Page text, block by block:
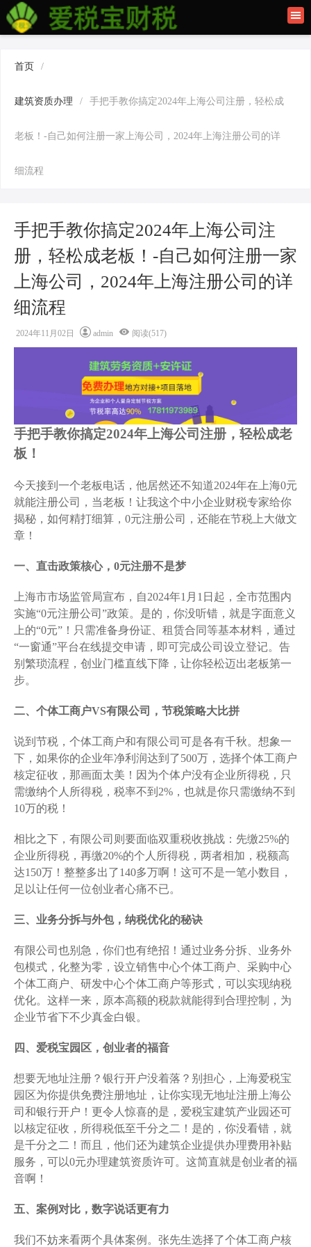
首页
首页 /
建筑资质办理 / 手把手教你搞定2024年上海公司注册，轻松成
老板！-自己如何注册一家上海公司，2024年上海注册公司的详
细流程
手把手教你搞定2024年上海公司注
册，轻松成老板！-自己如何注册一家
上海公司，2024年上海注册公司的详
细流程
2024年11月02日 admin 阅读(517)
手把手教你搞定2024年上海公司注册，轻松成老
板！
今天接到一个老板电话，他居然还不知道2024年在上海0元
就能注册公司，当老板！让我这个中小企业财税专家给你
揭秘，如何精打细算，0元注册公司，还能在节税上大做文
章！
一、直击政策核心，0元注册不是梦
上海市市场监管局宣布，自2024年1月1日起，全市范围内
实施“0元注册公司”政策。是的，你没听错，就是字面意义
上的“0元”！只需准备身份证、租赁合同等基本材料，通过
“一窗通”平台在线提交申请，即可完成公司设立登记。告
别繁琐流程，创业门槛直线下降，让你轻松迈出老板第一
步。
二、个体工商户VS有限公司，节税策略大比拼
说到节税，个体工商户和有限公司可是各有千秋。想象一
下，如果你的企业年净利润达到了500万，选择个体工商户
核定征收，那画面太美！因为个体户没有企业所得税，只
需缴纳个人所得税，税率不到2%，也就是你只需缴纳不到
10万的税！
相比之下，有限公司则要面临双重税收挑战：先缴25%的
企业所得税，再缴20%的个人所得税，两者相加，税额高
达150万！整整多出了140多万啊！这可不是一笔小数目，
足以让任何一位创业者心痛不已。
三、业务分拆与外包，纳税优化的秘诀
有限公司也别急，你们也有绝招！通过业务分拆、业务外
包模式，化整为零，设立销售中心个体工商户、采购中心
个体工商户、研发中心个体工商户等形式，可以实现纳税
优化。这样一来，原本高额的税款就能得到合理控制，为
企业节省下不少真金白银。
四、爱税宝园区，创业者的福音
想要无地址注册？银行开户没着落？别担心，上海爱税宝
园区为你提供免费注册地址，让你实现无地址注册上海公
司和银行开户！更令人惊喜的是，爱税宝建筑产业园还可
以核定征收，所得税低至千分之二！是的，你没看错，就
是千分之二！而且，他们还为建筑企业提供办理费用补贴
服务，可以0元办理建筑资质许可。这简直就是创业者的福
音啊！
五、案例对比，数字说话更有力
我们不妨来看两个具体案例。张先生选择了个体工商户核